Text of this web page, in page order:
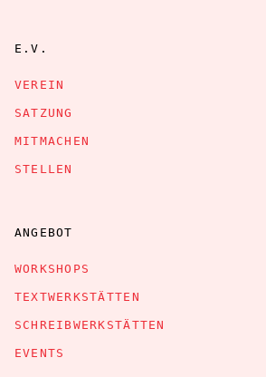
E.V.
VEREIN
SATZUNG
MITMACHEN
STELLEN
ANGEBOT
WORKSHOPS
TEXTWERKSTÄTTEN
SCHREIBWERKSTÄTTEN
EVENTS